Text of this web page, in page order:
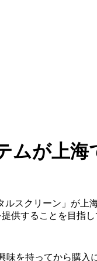
ムが上海
スクリーン」が上
供することを目指し
を持ってから購入